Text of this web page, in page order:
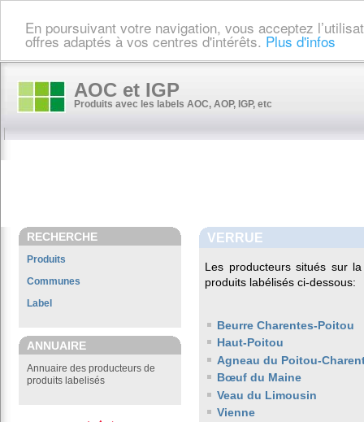
En poursuivant votre navigation, vous acceptez
offres adaptés à vos centres d'intérêts. Plus d'infos
AOC et IGP
Produits avec les labels AOC, AOP, IGP, etc
RECHERCHE
Produits
Communes
Label
ANNUAIRE
Annuaire des producteurs de
produits labelisés
VERRUE
Les producteurs situés sur
produits labélisés ci-dessous:
Beurre Charentes-Poitou
Haut-Poitou
Agneau du Poitou-
Bœuf du Maine
Veau du Limousin
Vienne